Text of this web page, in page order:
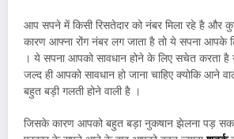
आप सपने में किसी रिसतेदार को नंबर मिला रहे है और
कारण आफ्ना रोंग नंबर लग जाता है तो ये सपना आपके
। ये सपना आपको सावधान होने के लिए सचेत करता है
जल्द ही आपको सावधान हो जाना चाहिए क्योकि आने
बहुत बड़ी गलती होने वाली है ।
जिसके कारण आपको बहुत बड़ा नुकषान झेलना पड़